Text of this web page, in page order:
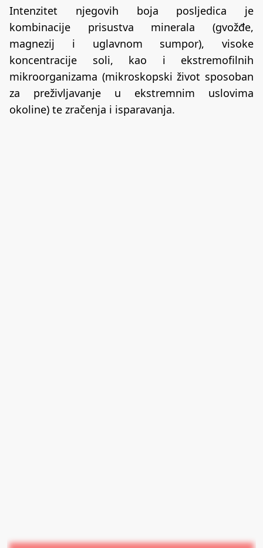
Intenzitet njegovih boja posljedica je
kombinacije prisustva minerala (gvožđe,
magnezij i uglavnom sumpor), visoke
koncentracije soli, kao i ekstremofilnih
mikroorganizama (mikroskopski život sposoban
za preživljavanje u ekstremnim uslovima
okoline) te zračenja i isparavanja.